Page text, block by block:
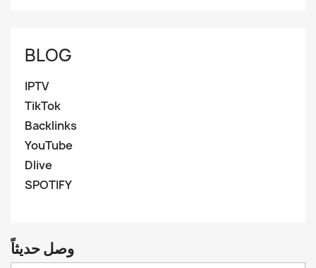
BLOG
IPTV
TikTok
Backlinks
YouTube
Dlive
SPOTIFY
وصل حديثاً